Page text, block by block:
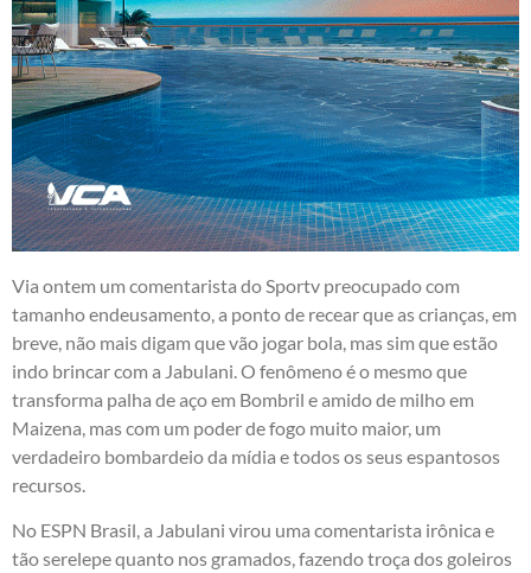
Via ontem um comentarista do Sportv preocupado com
tamanho endeusamento, a ponto de recear que as crianças, em
breve, não mais digam que vão jogar bola, mas sim que estão
indo brincar com a Jabulani. O fenômeno é o mesmo que
transforma palha de aço em Bombril e amido de milho em
Maizena, mas com um poder de fogo muito maior, um
verdadeiro bombardeio da mídia e todos os seus espantosos
recursos.
No ESPN Brasil, a Jabulani virou uma comentarista irônica e
tão serelepe quanto nos gramados, fazendo troça dos goleiros